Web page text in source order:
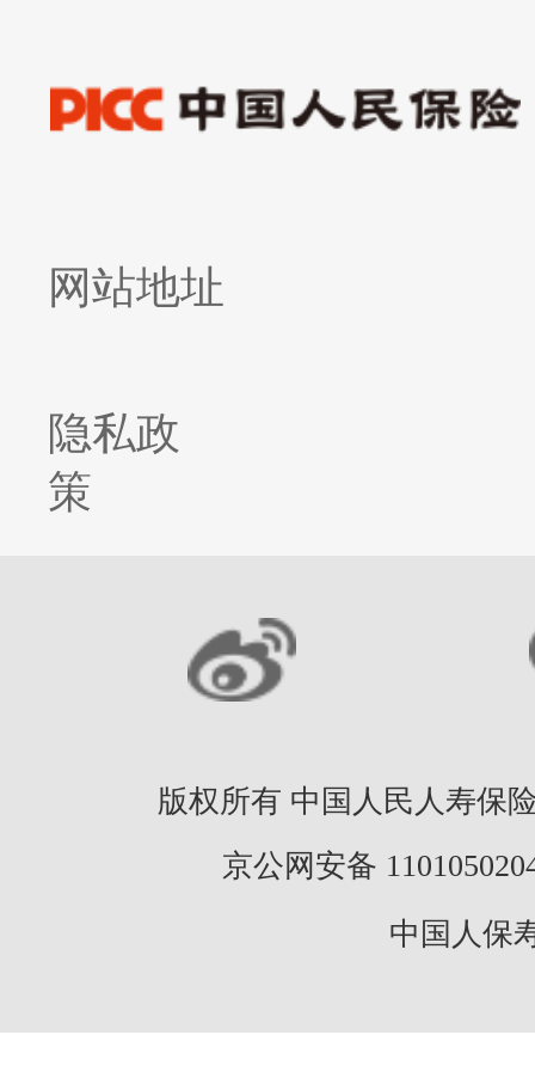
网站地址
隐私政
策
版权所有 中国人民人寿保
京公网安备
中国人保